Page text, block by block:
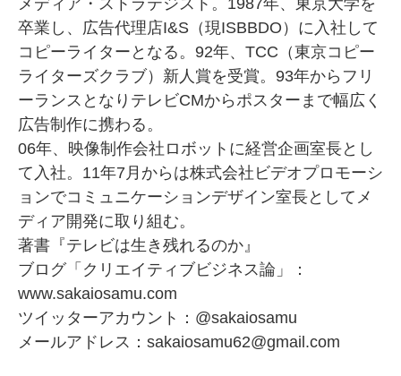
卒業し、広告代理店I&S（現ISBBDO）に入社して
コピーライターとなる。92年、TCC（東京コピー
ライターズクラブ）新人賞を受賞。93年からフリ
ーランスとなりテレビCMからポスターまで幅広く
広告制作に携わる。
06年、映像制作会社ロボットに経営企画室長とし
て入社。11年7月からは株式会社ビデオプロモーシ
ョンでコミュニケーションデザイン室長としてメ
ディア開発に取り組む。
著書『テレビは生き残れるのか』
ブログ「クリエイティブビジネス論」：
www.sakaiosamu.com
ツイッターアカウント： @sakaiosamu
メールアドレス： sakaiosamu62@gmail.com